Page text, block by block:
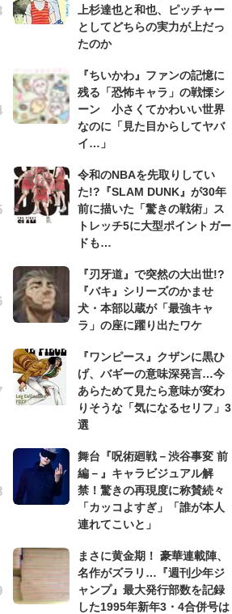
上杉達也と和也、ピッチャー
としてどちらの実力が上だっ
たのか
『ちいかわ』ファンの記憶に
残る「恐怖キャラ」の戦慄シ
ーン 小さくてかわいい世界
なのに「見た目からしてヤバ
イ…」
令和のNBAを先取りしてい
た!?『SLAM DUNK』が30年
前に描いた「驚きの戦術」ス
トレッチ5に大型ポイントガー
ドも…
『刃牙道』で突然の大出世!?
『バキ』シリーズのかませ
犬・本部以蔵が「最強キャ
ラ」の座に躍り出たワケ
『ワンピース』クザンに黒ひ
げ、バギーの意味深発言…今
あらためて見たら意味が変わ
りそうな「気になるセリフ」3
選
舞台『呪術廻戦－渋谷事変 前
編－』キャラビジュアル解
禁！驚きの再現度に称賛続々
「カッコよすぎ」「誰が本人
連れてこいと」
まさに黄金期！ 豪華連載陣、
名作がズラリ…『週刊少年ジ
ャンプ』最大発行部数を記録
した1995年新年3・4合併号は